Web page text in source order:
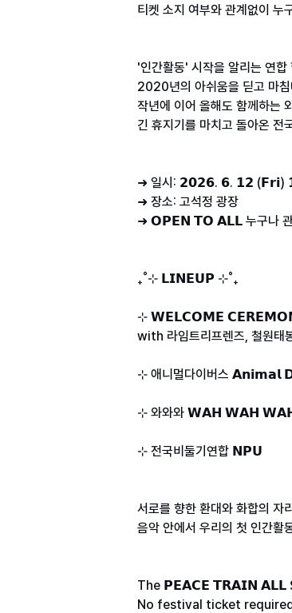
티켓 소지 여부와 관계없이 누
'인간활동' 시작을 알리는 연합
2020년의 아쉬움을 딛고 마
작년에 이어 올해도 함께하는
긴 휴지기를 마치고 돌아온 전
➜ 일시: 𝟮𝟬𝟮𝟲. 𝟲. 𝟭𝟮 (𝗙𝗿𝗶)
➜ 장소: 고석정 광장
➜ 𝗢𝗣𝗘𝗡 𝗧𝗢 𝗔𝗟𝗟 누구나 관
₊˚⊹ 𝗟𝗜𝗡𝗘𝗨𝗣 ⊹˚₊
⊹ 𝗪𝗘𝗟𝗖𝗢𝗠𝗘
with 라임트리프렌즈, 철원태
⊹ 애니멀다이버스 𝗔𝗻𝗶𝗺𝗮𝗹
⊹ 와와와 𝗪𝗔𝗛 𝗪𝗔𝗛
⊹ 전국비둘기연합 𝗡𝗣𝗨
서로를 향한 환대와 화합의 자
음악 안에서 우리의 첫 인간활
The 𝗣𝗘𝗔𝗖𝗘 𝗧𝗥𝗔𝗜𝗡 𝗔𝗟𝗟
No festival ticket